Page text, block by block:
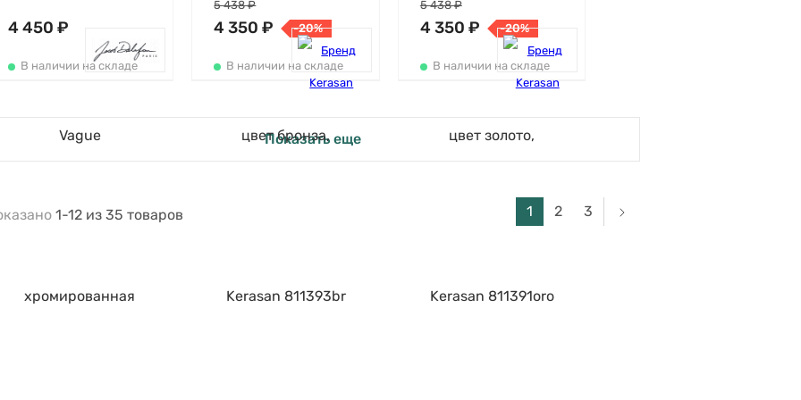
4 450 ₽
В наличии на складе
4 350 ₽
5 438 ₽
-20%
В наличии на складе
4 350 ₽
5 438 ₽
-20%
В наличии на складе
Показать еще
1-12 из 35 товаров 1 2 3